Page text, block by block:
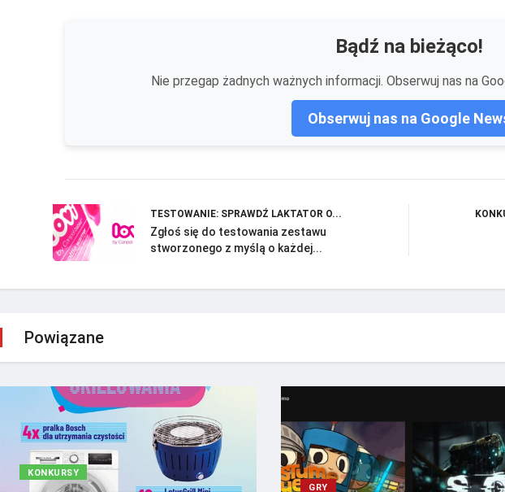
Bądź na bieżąco!
Nie przegap żadnych ważnych informacji. Obserwuj nas na
Obserwuj nas na Google
TESTOWANIE: SPRAWDŹ LAKTATOR O...
Zgłoś się do testowania zestawu
stworzonego z myślą o każdej...
Powiązane
KONKURSY
GRY